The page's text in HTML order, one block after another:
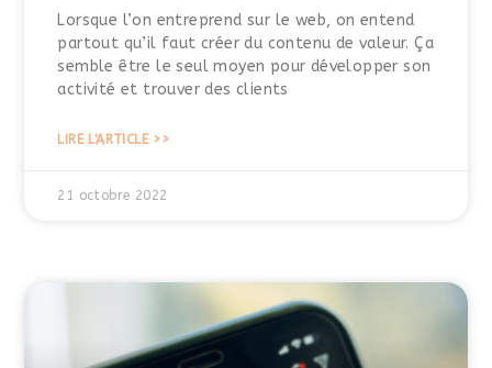
Lorsque l’on entreprend sur le web, on entend
partout qu’il faut créer du contenu de valeur. Ça
semble être le seul moyen pour développer son
activité et trouver des clients
LIRE L'ARTICLE >>
21 octobre 2022